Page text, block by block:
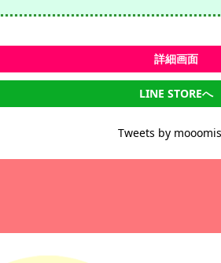
詳細画面
LINE STOREへ
Tweets by